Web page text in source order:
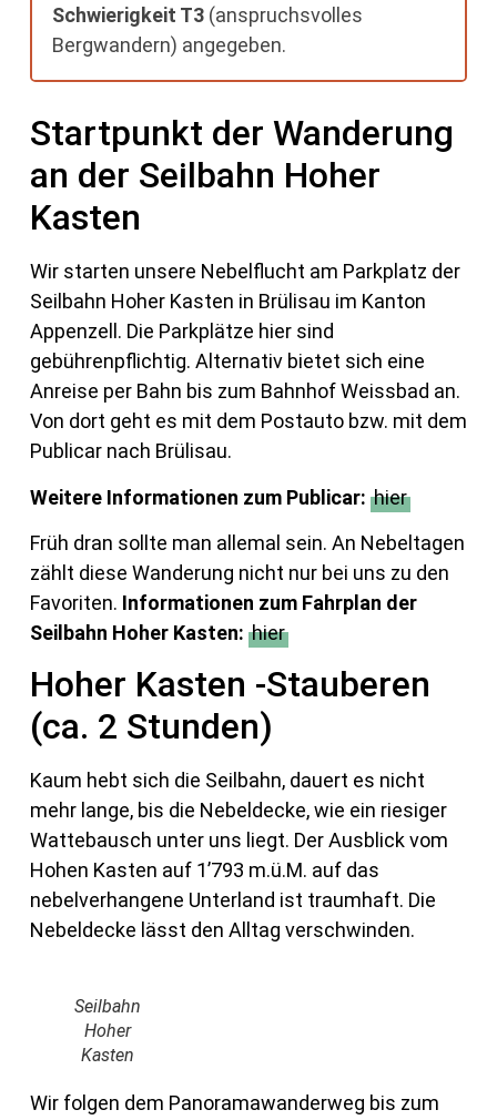
Schwierigkeit T3(anspruchsvolles
Bergwandern) angegeben.
Startpunkt der Wanderung
an der Seilbahn Hoher
Kasten
Wir starten unsere Nebelflucht am Parkplatz der
Seilbahn Hoher Kasten in Brülisau im Kanton
Appenzell. Die Parkplätze hier sind
gebührenpflichtig. Alternativ bietet sich eine
Anreise per Bahn bis zum Bahnhof Weissbad an.
Von dort geht es mit dem Postauto bzw. mit dem
Publicar nach Brülisau.
Weitere Informationen zum Publicar: hier
Früh dran sollte man allemal sein. An Nebeltagen
zählt diese Wanderung nicht nur bei uns zu den
Favoriten. Informationen zum Fahrplan der
Seilbahn Hoher Kasten: hier
Hoher Kasten -Stauberen
(ca. 2 Stunden)
Kaum hebt sich die Seilbahn, dauert es nicht
mehr lange, bis die Nebeldecke, wie ein riesiger
Wattebausch unter uns liegt. Der Ausblick vom
Hohen Kasten auf 1’793 m.ü.M. auf das
nebelverhangene Unterland ist traumhaft. Die
Nebeldecke lässt den Alltag verschwinden.
Seilbahn
Hoher
Kasten
Wir folgen dem Panoramawanderweg bis zum